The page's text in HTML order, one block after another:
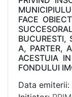
FACE
BUCURESTI,
A, PARTER,
ACESTUIA
FONDULUI
Data emiterii: